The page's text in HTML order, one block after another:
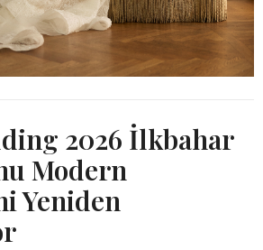
2026 İlkbahar
Modern
Yeniden